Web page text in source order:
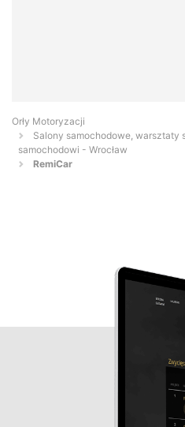
Orły Motoryzacji
Salony samochodowe, warsztaty
samochodowi - Wrocław
RemiCar